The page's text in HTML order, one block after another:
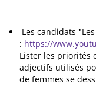
Les candidats
: https://
Lister les priorités
adjectifs utilisés
de femmes se